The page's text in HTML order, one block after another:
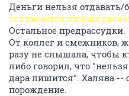
Деньги нельзя отдавать/
это касается любых
Остальное предрассудки.
От коллег и смежников,
разу не слышала, чтобы
либо говорил, что
дара лишится". Халява --
порождение.